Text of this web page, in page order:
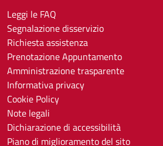
Leggi le FAQ
Segnalazione disservizio
Richiesta assistenza
Prenotazione Appuntamento
Amministrazione trasparente
Informativa privacy
Cookie Policy
Note legali
Dichiarazione di accessibilità
Piano di miglioramento del sito